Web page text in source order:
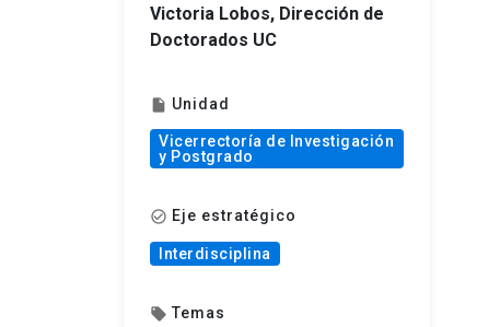
Victoria Lobos, Dirección de
Doctorados UC
insert_drive_file Unidad
Vicerrectoría de Investigación
y Postgrado
check_circle_outline Eje estratégico
Interdisciplina
local_offer Temas